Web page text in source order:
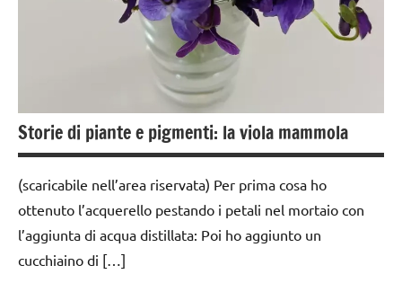
Montessori
SVILUPPO
SENSORIALE
Storie di piante e pigmenti: la viola mammola
(scaricabile nell’area riservata) Per prima cosa ho
ottenuto l’acquerello pestando i petali nel mortaio con
l’aggiunta di acqua distillata: Poi ho aggiunto un
cucchiaino di […]